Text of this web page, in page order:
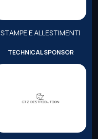
STAMPE E ALLESTIMENTI
TECHNICAL SPONSOR